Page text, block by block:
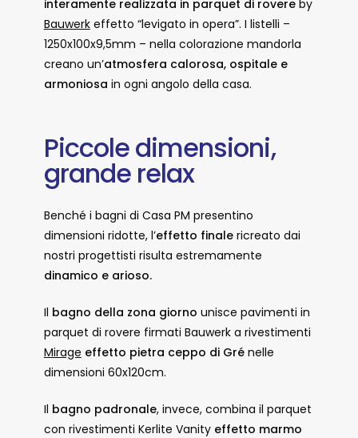
interamente realizzata in parquet di rovereby
Bauwerkeffetto “levigato in opera”. I listelli –
1250x100x9,5mm – nella colorazione mandorla
creano un’atmosfera calorosa, ospitale e
armoniosa in ogni angolo della casa.
Piccole dimensioni,
grande relax
Benché i bagni di Casa PM presentino
dimensioni ridotte, l’effetto finalericreato dai
nostri progettisti risulta estremamente
dinamico e arioso.
Il bagno della zona giorno unisce pavimenti in
parquet di rovere firmati Bauwerk a rivestimenti
Mirage effetto pietra ceppo di Grénelle
dimensioni 60x120cm.
Il bagno padronale, invece, combina il parquet
con rivestimenti Kerlite Vanity effetto marmo